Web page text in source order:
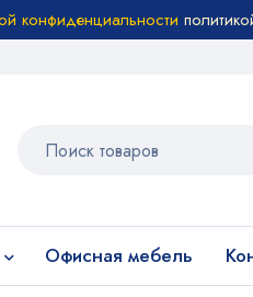
конфиденциальности
Офисная мебель